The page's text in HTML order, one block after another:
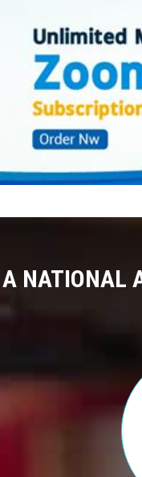
A NATIONAL